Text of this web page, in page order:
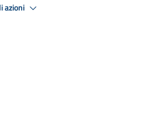
azioni